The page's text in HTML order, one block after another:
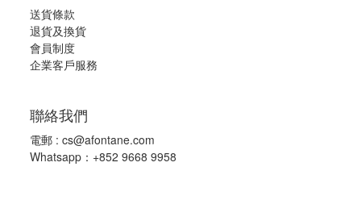
送貨條款
退貨及換貨
會員制度
企業客戶服務
聯絡我們
電郵 : cs@afontane.com
Whatsapp：+852 9668 9958